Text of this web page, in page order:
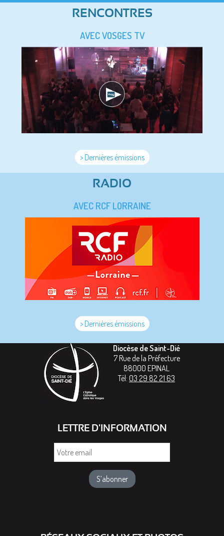
RENCONTRES
AVEC VOSGES TV
> Dernières émissions
RADIO
AVEC RCF LORRAINE
> Dernières émissions
Diocèse de Saint-Dié
7 Rue de la Préfecture
88000 EPINAL
Tél: 03 29 82 21 63
LETTRE D'INFORMATION